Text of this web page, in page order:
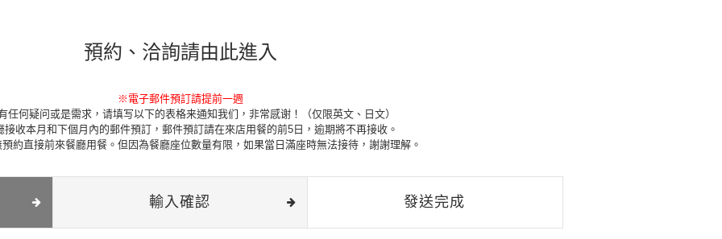
預約、洽詢請由此進入
※電子郵件預訂請提前一週
任何疑问或是需求，请填写以下的表格来通知我们，非常感谢！（仅限英文、日文）
接收本月和下個月內的郵件預訂，郵件預訂請在來店用餐的前5日，逾期將不再接收。
約直接前來餐廳用餐。但因為餐廳座位數量有限，如果當日滿座時無法接待，謝謝理解。
輸入確認 發送完成